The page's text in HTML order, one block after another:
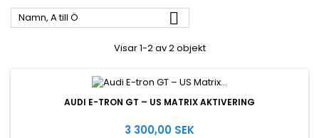
Namn, A till Ö 
Visar 1-2 av 2 objekt
AUDI E-TRON GT – US MATRIX AKTIVERING
3 300,00 SEK